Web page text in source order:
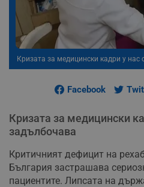
Кризата за медицински кадри у нас
Facebook
Кризата за медицински
задълбочава
Критичният дефицит на
България застрашава
пациентите. Липсата на